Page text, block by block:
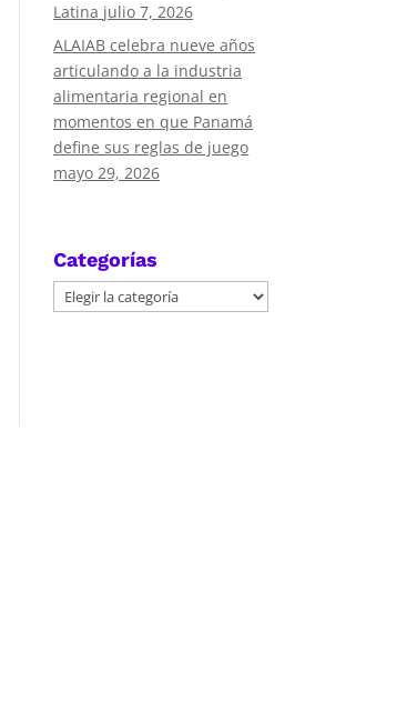
Latina julio 7, 2026
ALAIAB celebra nueve años
articulando a la industria
alimentaria regional en
momentos en que Panamá
define sus reglas de juego
mayo 29, 2026
Categorías
Categorías